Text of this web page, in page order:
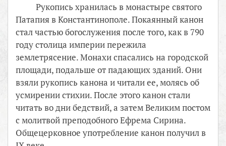
Рукопись хранилась в монастыре святого
Патапия в Константинополе. Покаянный канон
стал частью богослужения после того, как в 790
году столица империи пережила
землетрясение. Монахи спасались на городской
площади, подальше от падающих зданий. Они
взяли рукопись канона и читали ее, молясь об
усмирении стихии. После этого канон стали
читать во дни бедствий, а затем Великим постом
с молитвой преподобного Ефрема Сирина.
Общецерковное употребление канон получил в